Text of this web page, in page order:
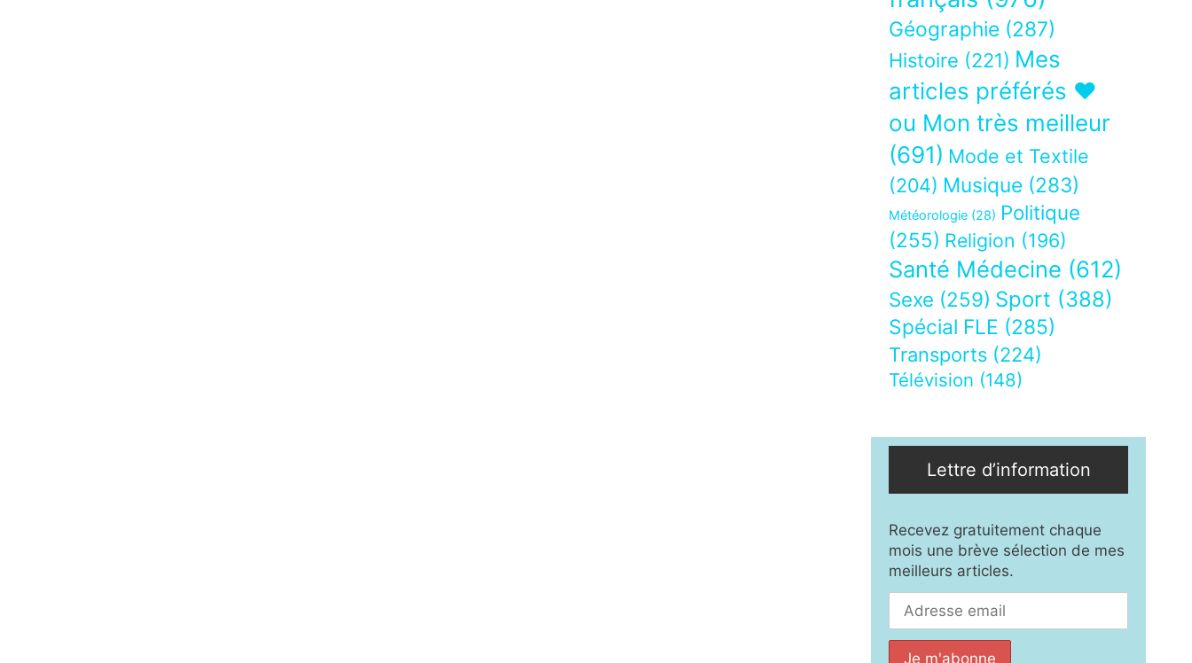
Géographie (287)
Histoire (221) Mes
articles préférés ❤
ou Mon très meilleur
(691) Mode et Textile
(204) Musique (283)
Météorologie (28) Politique
(255) Religion (196)
Santé Médecine (612)
Sexe (259) Sport (388)
Spécial FLE (285)
Transports (224)
Télévision (148)
Lettre d’information
Recevez gratuitement chaque
mois une brève sélection de mes
meilleurs articles.